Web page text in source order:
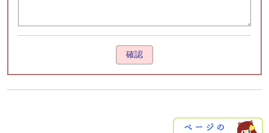
確認